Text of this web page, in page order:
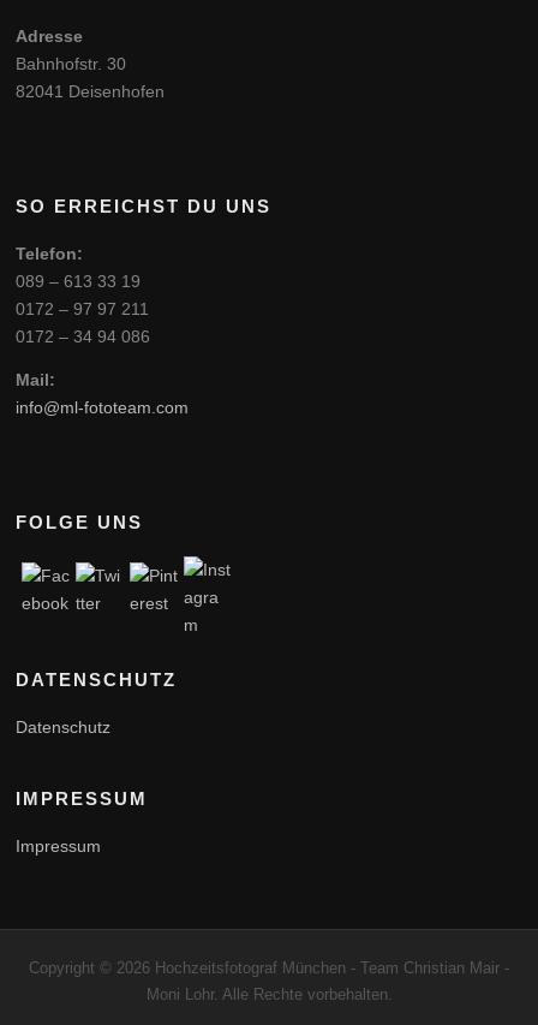
Adresse
Bahnhofstr. 30
82041 Deisenhofen
SO ERREICHST DU UNS
Telefon:
089 – 613 33 19
0172 – 97 97 211
0172 – 34 94 086
Mail:
info@ml-fototeam.com
FOLGE UNS
DATENSCHUTZ
Datenschutz
IMPRESSUM
Impressum
Copyright © 2026 Hochzeitsfotograf München - Team Christian Mair -
Moni Lohr. Alle Rechte vorbehalten.